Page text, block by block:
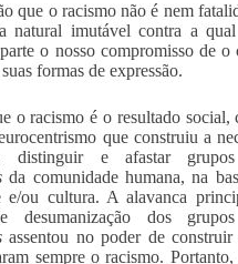
que o racismo não é nem
natural imutável contra a
o nosso compromisso de o
formas de expressão.
o racismo é o resultado social,
que construiu a
distinguir e afastar
da comunidade humana, na
e/ou cultura. A alavanca
desumanização dos
assentou no poder de
sempre o racismo.